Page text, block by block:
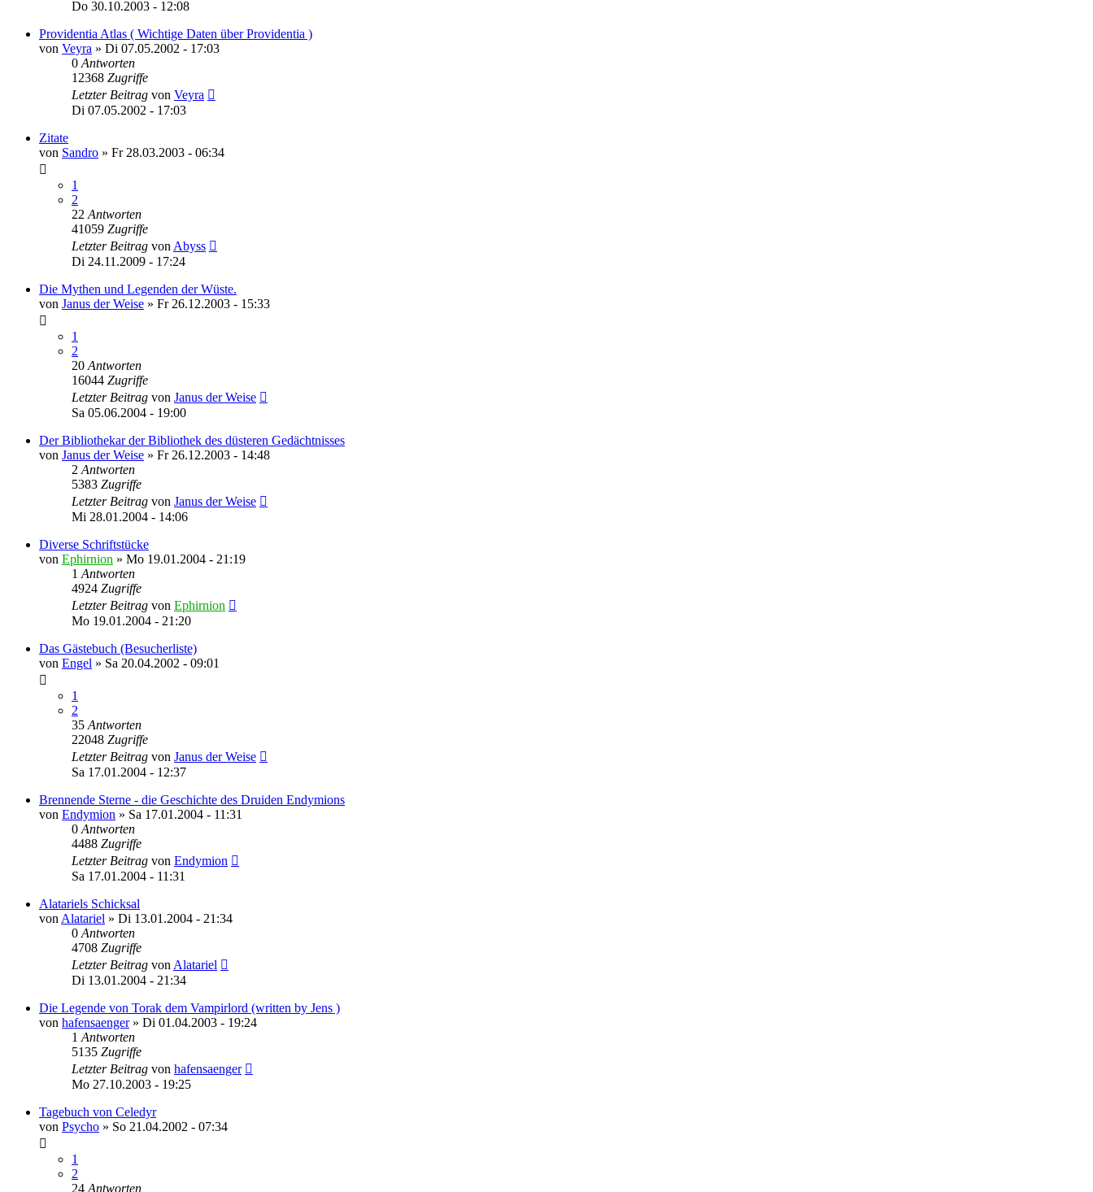
Do 30.10.2003 - 12:08
Providentia Atlas ( Wichtige Daten über Providentia )
von Veyra » Di 07.05.2002 - 17:03
0 Antworten
12368 Zugriffe
Letzter Beitrag von Veyra
Di 07.05.2002 - 17:03
Zitate
von Sandro » Fr 28.03.2003 - 06:34
1
2
22 Antworten
41059 Zugriffe
Letzter Beitrag von Abyss
Di 24.11.2009 - 17:24
Die Mythen und Legenden der Wüste.
von Janus der Weise » Fr 26.12.2003 - 15:33
1
2
20 Antworten
16044 Zugriffe
Letzter Beitrag von Janus der Weise
Sa 05.06.2004 - 19:00
Der Bibliothekar der Bibliothek des düsteren Gedächtnisses
von Janus der Weise » Fr 26.12.2003 - 14:48
2 Antworten
5383 Zugriffe
Letzter Beitrag von Janus der Weise
Mi 28.01.2004 - 14:06
Diverse Schriftstücke
von Ephirnion » Mo 19.01.2004 - 21:19
1 Antworten
4924 Zugriffe
Letzter Beitrag von Ephirnion
Mo 19.01.2004 - 21:20
Das Gästebuch (Besucherliste)
von Engel » Sa 20.04.2002 - 09:01
1
2
35 Antworten
22048 Zugriffe
Letzter Beitrag von Janus der Weise
Sa 17.01.2004 - 12:37
Brennende Sterne - die Geschichte des Druiden Endymions
von Endymion » Sa 17.01.2004 - 11:31
0 Antworten
4488 Zugriffe
Letzter Beitrag von Endymion
Sa 17.01.2004 - 11:31
Alatariels Schicksal
von Alatariel » Di 13.01.2004 - 21:34
0 Antworten
4708 Zugriffe
Letzter Beitrag von Alatariel
Di 13.01.2004 - 21:34
Die Legende von Torak dem Vampirlord (written by Jens )
von hafensaenger» Di 01.04.2003 - 19:24
1 Antworten
5135 Zugriffe
Letzter Beitrag von hafensaenger
Mo 27.10.2003 - 19:25
Tagebuch von Celedyr
von Psycho » So 21.04.2002 - 07:34
1
2
24 Antworten